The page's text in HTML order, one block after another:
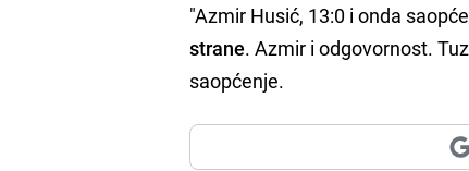
"Azmir Husić, 13:0 i onda
strane. Azmir i odgovornost.
saopćenje.